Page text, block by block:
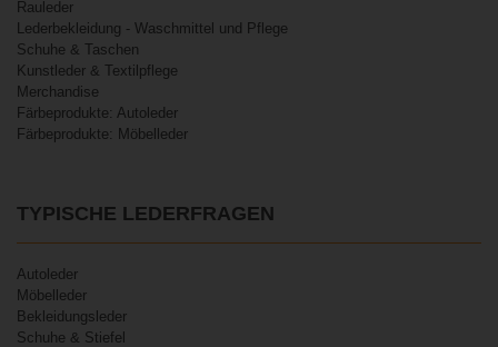
Rauleder
Lederbekleidung - Waschmittel und Pflege
Schuhe & Taschen
Kunstleder & Textilpflege
Merchandise
Färbeprodukte: Autoleder
Färbeprodukte: Möbelleder
TYPISCHE LEDERFRAGEN
Autoleder
Möbelleder
Bekleidungsleder
Schuhe & Stiefel